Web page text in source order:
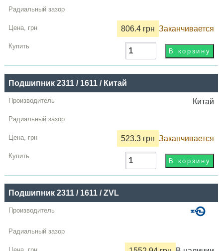
806.4 грн Заканчивается
Подшипник 2311 / 1611 / Китай
Китай
523.3 грн Заканчивается
Подшипник 2311 / 1611 / ZVL